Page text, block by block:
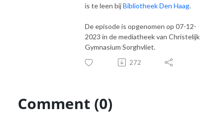
is te leen bijBibliotheek Den Haag.
De episode is opgenomen op 07-12-
2023 in de mediatheek van Christelijk
Gymnasium Sorghvliet.
272
Comment (0)